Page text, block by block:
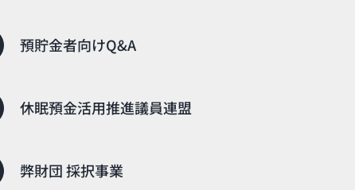
預貯金者向けQ&A
休眠預金活用推進議員連盟
弊財団 採択事業